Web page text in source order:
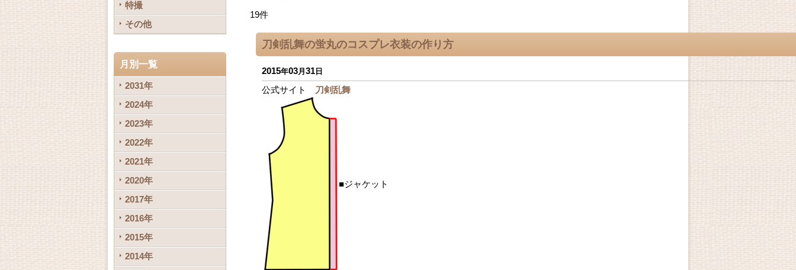
特撮
その他
月別一覧
2031年
2024年
2023年
2022年
2021年
2020年
2017年
2016年
2015年
2014年
19件
刀剣乱舞の蛍丸のコスプレ衣装の作り方
2015年03月 31 日
公式サイト 刀剣乱舞
■ジャケット